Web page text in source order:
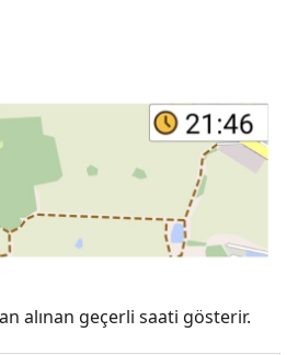
alınan geçerli saati gösterir.